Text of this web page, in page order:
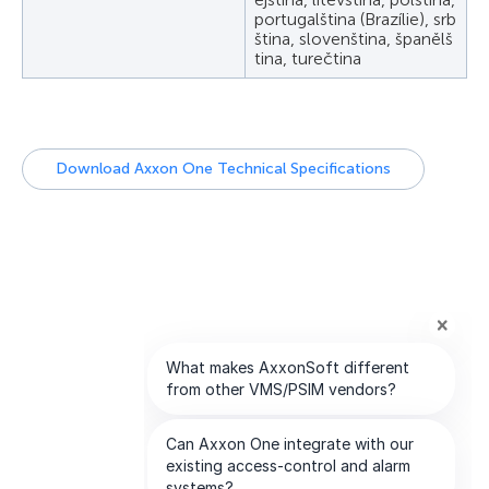
portugalština (Brazílie), srb
ština, slovenština, španělš
tina, turečtina
Download Axxon One Technical Specifications